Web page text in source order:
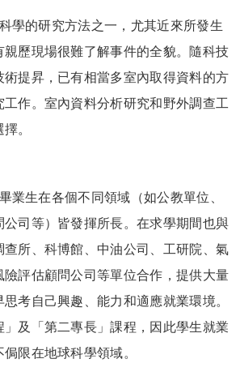
學的研究方法之一，尤其近來所發生
親歷現場很難了解事件的全貌。隨科技
術提昇，已有相當多室內取得資料的方
作。室內資料分析研究和野外調查工
。
業生在各個不同領域（如公教單位、
公司等）皆發揮所長。在求學期間也與
所、科博館、中油公司、工研院、氣
評估顧問公司等單位合作，提供大量
考自己興趣、能力和適應就業環境。
及「第二專長」課程，因此學生就業
限在地球科學領域。